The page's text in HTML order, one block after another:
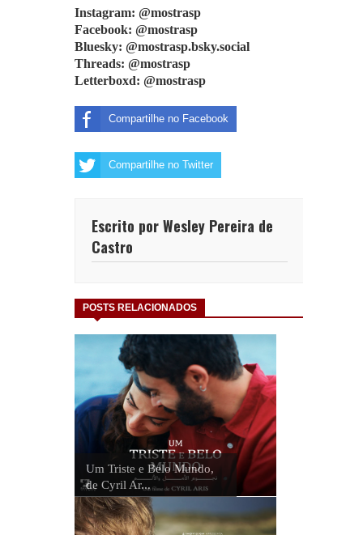
Instagram: @mostrasp
Facebook: @mostrasp
Bluesky: @mostrasp.bsky.social
Threads: @mostrasp
Letterboxd: @mostrasp
Compartilhe no Facebook
Compartilhe no Twitter
Escrito por Wesley Pereira de
Castro
POSTS RELACIONADOS
Um Triste e Belo Mundo,
de Cyril Ar...